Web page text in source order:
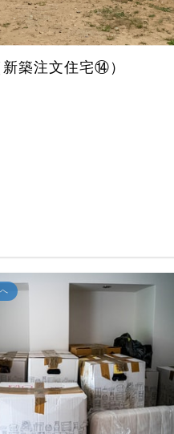
築注文住宅⑭）